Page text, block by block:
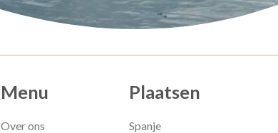
Menu
Over ons
Plaatsen
Spanje